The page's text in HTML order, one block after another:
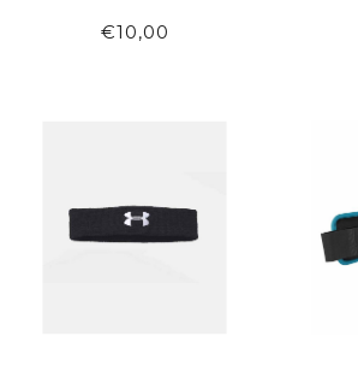
MEMPHIS
€10,00